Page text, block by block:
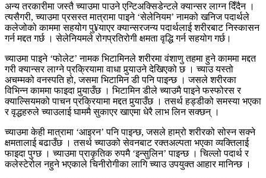
अन्य तरकारीमा जस्तै च्याउमा पाउने एन्टिअक्सिडेन्टले क्यान्सर लाग्न दिँदैन ।
त्यसैगरी, च्याउमा प्रसस्त मात्रामा पाइने ‘सेलेनियम’ नामको खनिज पदार्थले
कलेजोको काममा सहयोग पु¥याएर क्यान्सरजन्य पदार्थलाई शरीरबाट निस्कासन
गर्न मद्दत गर्छ । सेलेनियमले रोगप्रतिरोगी क्षमता वृद्धि गर्न सहयोग गर्छ।
च्याउमा पाइने ‘फोलेट’ नामक भिटामिनले शरीरमा वंशाणु तहमा हुने काममा मद्दत
गरी क्यान्सर लाग्ने प्रक्रियामा वाधा पुर्‍याउने देखिएको छ । च्याउ यस्तो
अचम्मको वनस्पति हो, जसमा भिटामिन डी पनि पाइन्छ । जसले शरीरका
विभिन्न काममा फाइदा पुर्‍याउँछ । भिटामिन डीले च्याउमै पाइने फस्फोरस र
क्याल्सियमको पाचन प्रक्रियामा मद्दत पुर्‍याउँछ । तसर्थ हड्डीको समस्या भएका
र वृद्धहरुले च्याउलाई घाममै सुकाएर खाएमा धेरै लाभ लिन सक्छन् ।
च्याउमा केही मात्रामा ‘आइरन’ पनि पाइन्छ, जसले हाम्रो शरीरको सोस्न सक्ने
क्षमतालाई बढाउँछ । तसर्थ च्याउको सेवनबाट रक्तअल्पता भएका व्यक्तिलाई
फाइदा पुग्छ । च्याउमा प्राकृतिक रुपमै ‘इन्सुलिन’ पाइन्छ । चिल्लो पदार्थ र
कलेस्टेरोल नहुने भएकाले चिनीरोगीका लागि च्याउ उपयुक्त आहार मानिन्छ ।